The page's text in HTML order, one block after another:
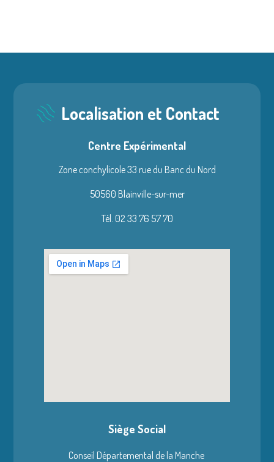
Localisation et Contact
Centre Expérimental
Zone conchylicole 33 rue du Banc du Nord
50560 Blainville-sur-mer
Tél. 02 33 76 57 70
Siège Social
Conseil Départemental de la Manche